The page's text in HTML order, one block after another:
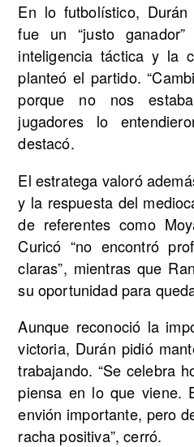
En lo futbolístico,
fue un “justo
inteligencia táctica y la
planteó el partido.
porque no nos
jugadores lo
destacó.
El estratega valoró
y la respuesta del
de referentes como
Curicó “no encontró
claras”, mientras que
su oportunidad para
Aunque reconoció la
victoria, Durán pidió
trabajando. “Se celebra
piensa en lo que viene.
envión importante, pero
racha positiva”, cerró.